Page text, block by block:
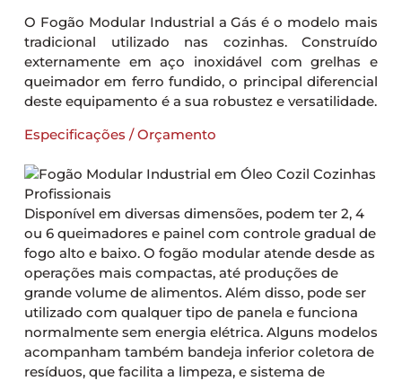
O Fogão Modular Industrial a Gás é o modelo mais
tradicional utilizado nas cozinhas. Construído
externamente em aço inoxidável com grelhas e
queimador em ferro fundido, o principal diferencial
deste equipamento é a sua robustez e versatilidade.
Especificações / Orçamento
Disponível em diversas dimensões, podem ter 2, 4
ou 6 queimadores e painel com controle gradual de
fogo alto e baixo. O fogão modular atende desde as
operações mais compactas, até produções de
grande volume de alimentos. Além disso, pode ser
utilizado com qualquer tipo de panela e funciona
normalmente sem energia elétrica. Alguns modelos
acompanham também bandeja inferior coletora de
resíduos, que facilita a limpeza, e sistema de